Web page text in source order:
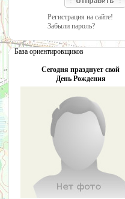
Регистрация на сайте!
Забыли пароль?
База ориентировщиков
Сегодня празднует свой
День Рождения